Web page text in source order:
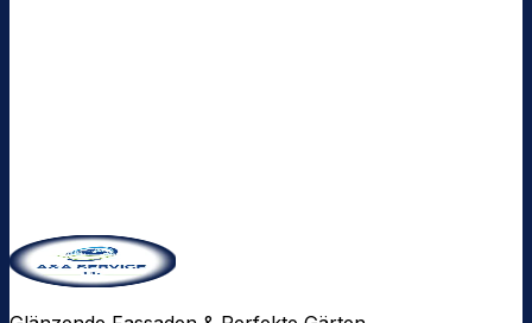
Anfrage senden